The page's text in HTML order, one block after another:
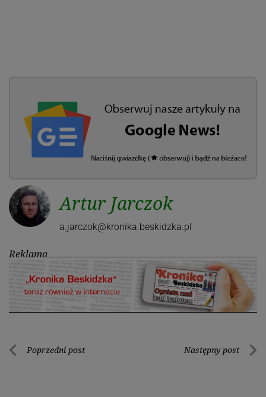
Artur Jarczok
a.jarczok@kronika.beskidzka.pl
Reklama
Nawigacja
Poprzedni post Następny post